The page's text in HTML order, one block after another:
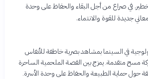
في صراع من أجل البقاء والحفاظ على وحدة
جديدة للقوة والانتماء.
في السينما بمشاهد بصرية خاطفة للأنفاس
مسح متقدمة. يمزج بين القصة الملحمية الساحرة
حول حماية الطبيعة والحفاظ على وحدة الأسرة.